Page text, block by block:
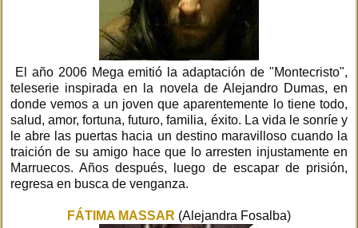
El año 2006 Mega emitió la adaptación de "Montecristo",
teleserie inspirada en la novela de Alejandro Dumas, en
donde vemos a un joven que aparentemente lo tiene todo,
salud, amor, fortuna, futuro, familia, éxito. La vida le sonríe y
le abre las puertas hacia un destino maravilloso cuando la
traición de su amigo hace que lo arresten injustamente en
Marruecos. Años después, luego de escapar de prisión,
regresa en busca de venganza.
FÁTIMA MASSAR (Alejandra Fosalba)